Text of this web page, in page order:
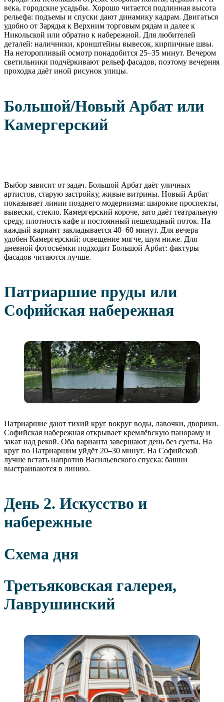
века, городские усадьбы. Хорошо читается подлинная высота
рельефа: подъемы и спуски дают динамику кадрам. Двигаться
удобно от Зарядья к Верхним торговым рядам и далее к
Никольской или обратно к набережной. Для любителей
деталей: наличники, кронштейны вывесок, кирпичные швы.
На неторопливый осмотр понадобится 25–35 минут. Вечером
светильники подчёркивают рельеф фасадов, поэтому вечерняя
проходка даёт иной рисунок улицы.
Большой/Новый Арбат или
Камергерский
Выбор зависит от задач. Большой Арбат даёт уличных
артистов, старую застройку, живые витрины. Новый Арбат
показывает линии позднего модернизма: широкие проспекты,
вывески, стекло. Камергерский короче, зато даёт театральную
среду, плотность кафе и постоянный пешеходный поток. На
каждый вариант закладывается 40–60 минут. Для вечера
удобен Камергерский: освещение мягче, шум ниже. Для
дневной фотосъёмки подходит Большой Арбат: фактуры
фасадов читаются лучше.
Патриаршие пруды или
Софийская набережная
Патриаршие дают тихий круг вокруг воды, лавочки, дворики.
Софийская набережная открывает кремлёвскую панораму и
закат над рекой. Оба варианта завершают день без суеты. На
круг по Патриаршим уйдёт 20–30 минут. На Софийской
лучше встать напротив Васильевского спуска: башни
выстраиваются в линию.
День 2. Искусство и
набережные
Схема дня
Третьяковская галерея,
Лаврушинский